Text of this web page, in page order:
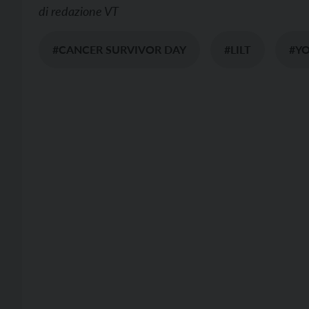
di redazione VT
#CANCER SURVIVOR DAY #LILT